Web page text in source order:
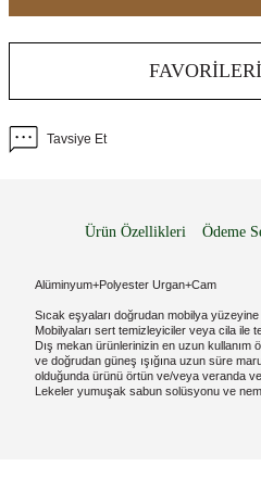
Tavsiye Et
Ürün Özellikleri Ödeme
Alüminyum+Polyester Urgan+Cam
Sıcak eşyaları doğrudan mobilya yüzeyine
Mobilyaları sert temizleyiciler veya cila ile
Dış mekan ürünlerinizin en uzun kullanım
ve doğrudan güneş ışığına uzun süre
olduğunda ürünü örtün ve/veya veranda
Lekeler yumuşak sabun solüsyonu ve